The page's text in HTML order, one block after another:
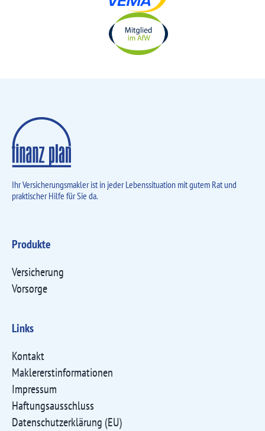
Ihr Versicherungsmakler ist in jeder Lebens­situation mit gutem Rat und
praktischer Hilfe für Sie da.
Produkte
Versicherung
Vorsorge
Links
Kontakt
Maklererst­informationen
Impressum
Haftungsausschluss
Datenschutzerklärung (EU)